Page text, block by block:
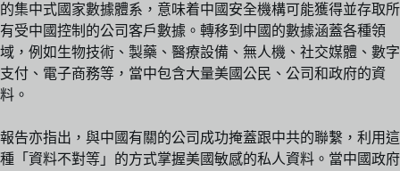
的集中式國家數據體系，意味着中國安全機構可能獲得並存取所
有受中國控制的公司客戶數據。轉移到中國的數據涵蓋各種領
域，例如生物技術、製藥、醫療設備、無人機、社交媒體、數字
支付、電子商務等，當中包含大量美國公民、公司和政府的資
料。
報告亦指出，與中國有關的公司成功掩蓋跟中共的聯繫，利用這
種「資料不對等」的方式掌握美國敏感的私人資料。當中國政府